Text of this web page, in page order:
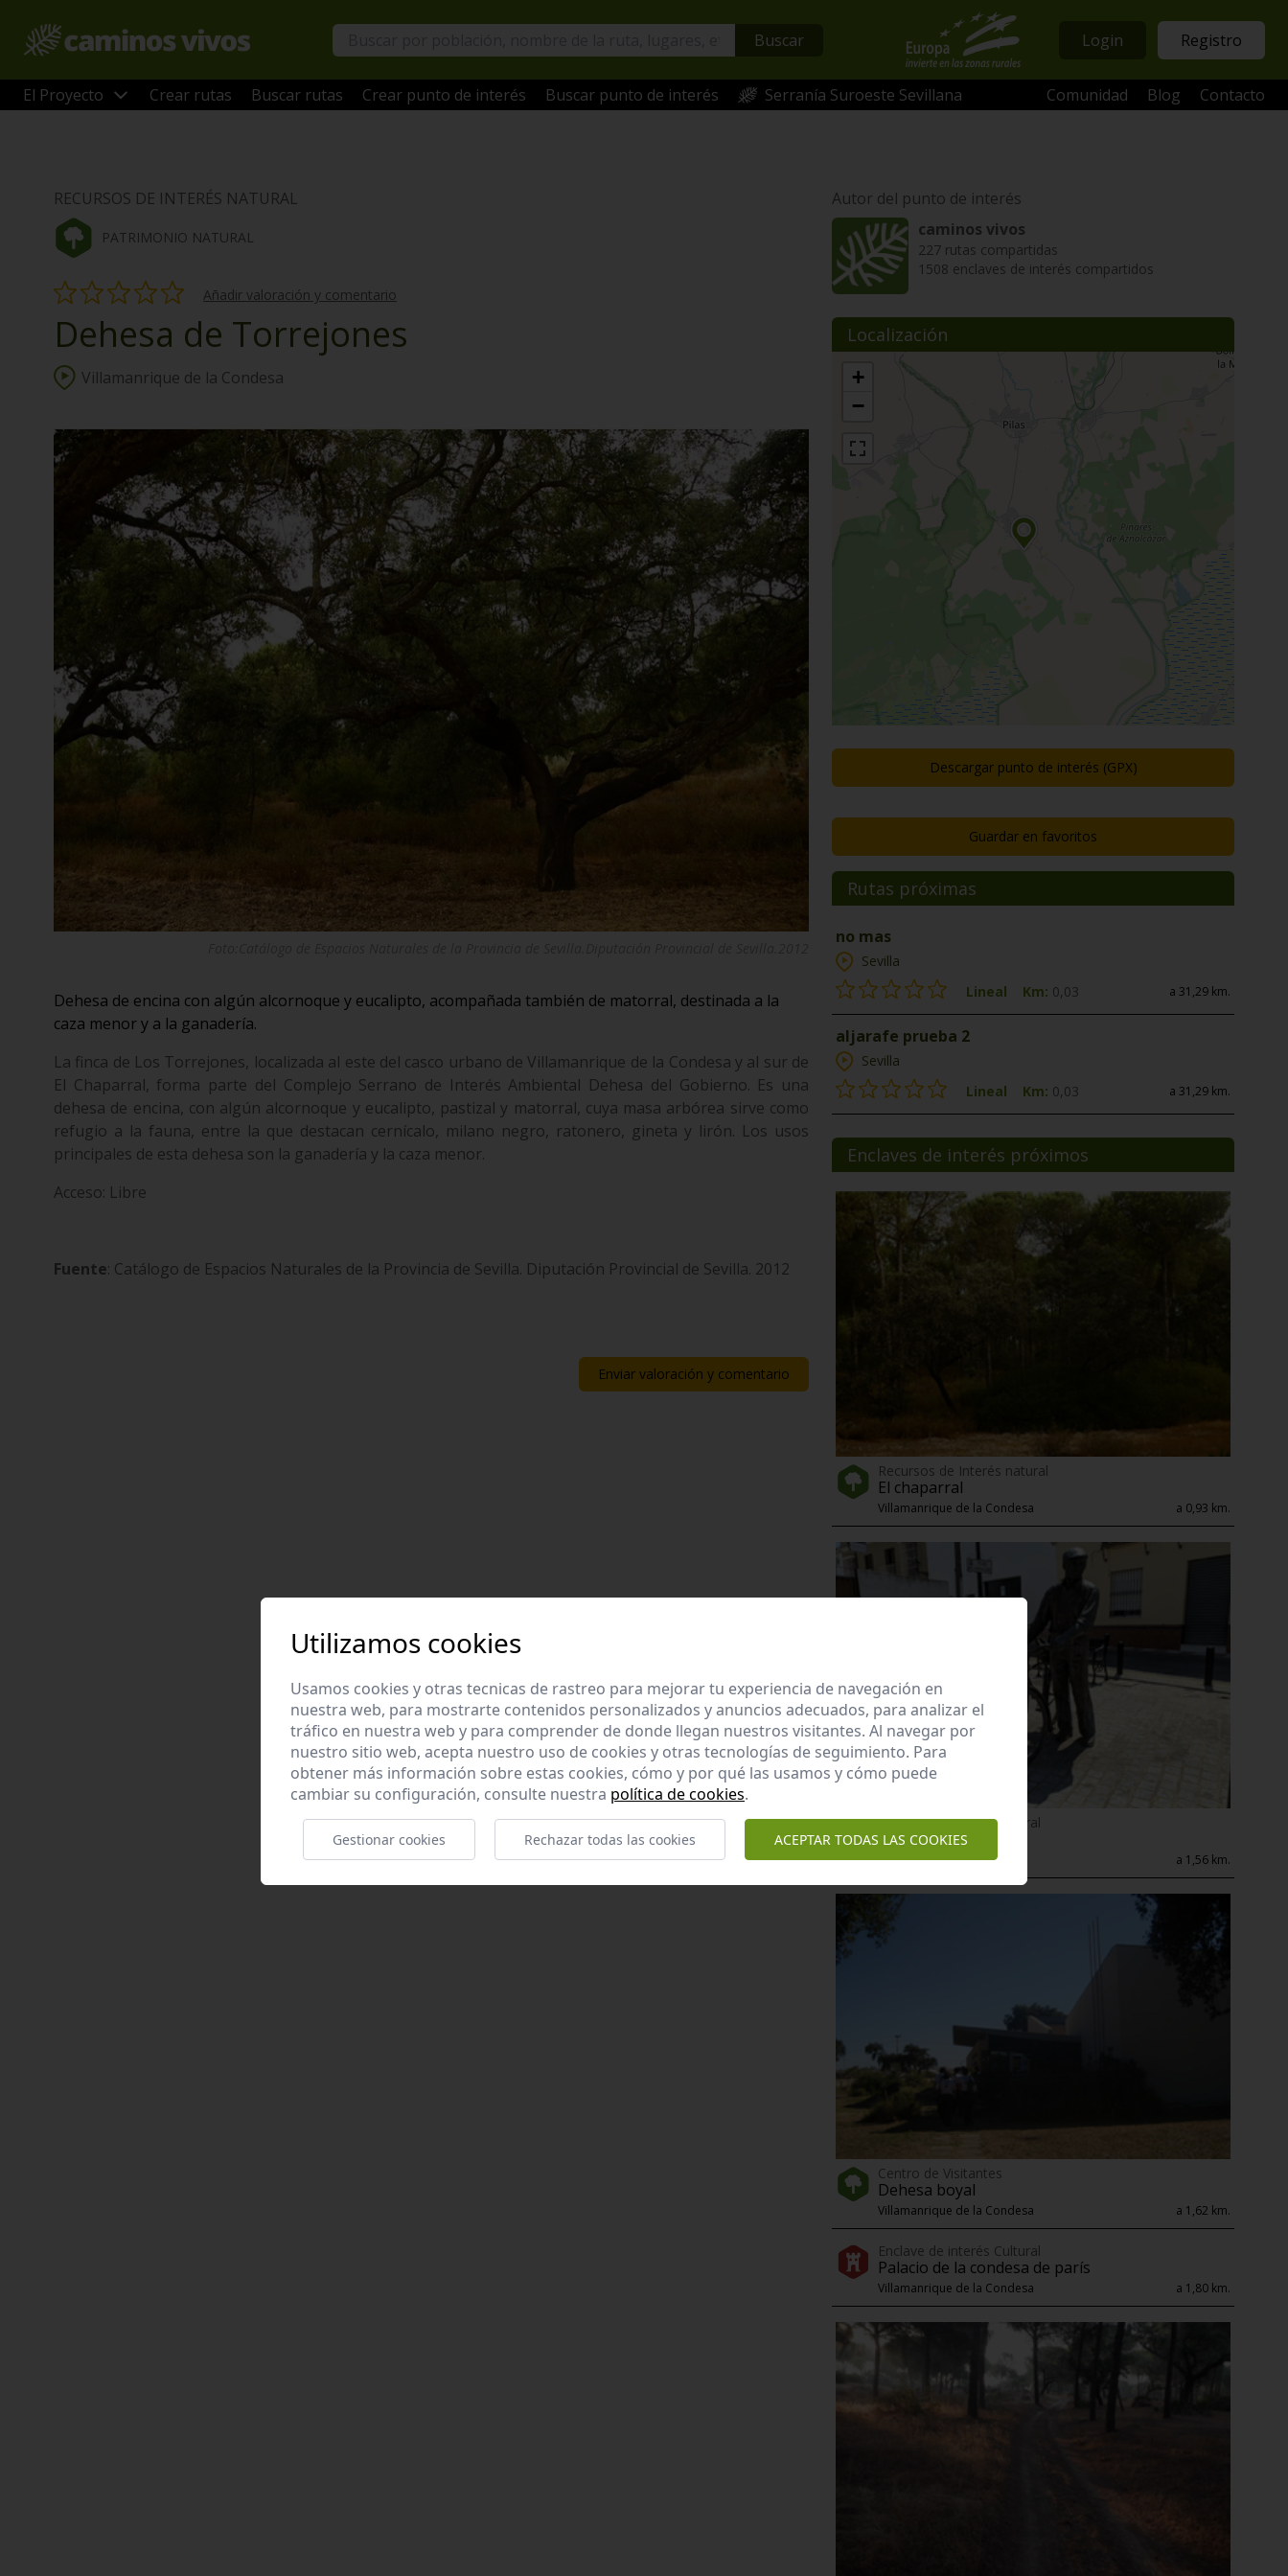
Buscar Login Registro
El Proyecto Crear rutas Buscar rutas Crear punto de interés Buscar punto de interés Serranía Suroeste Sevillana Comunidad Blog Contacto
RECURSOS DE INTERÉS NATURAL
PATRIMONIO NATURAL
Añadir valoración y comentario
Dehesa de Torrejones
Villamanrique de la Condesa
Dehesa de encina con algún alcornoque y eucalipto, acompañada también de matorral, destinada a la
caza menor y a la ganadería.
La finca de Los Torrejones, localizada al este del casco urbano de Villamanrique de la Condesa y al sur de
El Chaparral, forma parte del Complejo Serrano de Interés Ambiental Dehesa del Gobierno. Es una
dehesa de encina, con algún alcornoque y eucalipto, pastizal y matorral, cuya masa arbórea sirve como
refugio a la fauna, entre la que destacan cernícalo, milano negro, ratonero, gineta y lirón. Los usos
principales de esta dehesa son la ganadería y la caza menor.
Acceso: Libre
Fuente: Catálogo de Espacios Naturales de la Provincia de Sevilla. Diputación Provincial de Sevilla. 2012
Enviar valoración y comentario
Autor del punto de interés
caminos vivos
227 rutas compartidas
1508 enclaves de interés compartidos
Localización
+
−
Descargar punto de interés (GPX)
Guardar en favoritos
Rutas próximas
no mas
Sevilla
Lineal
Km: 0,03 a 31,29 km.
aljarafe prueba 2
Sevilla
Lineal
Km: 0,03 a 31,29 km.
Enclaves de interés próximos
Recursos de Interés natural
El chaparral
Villamanrique de la Condesa a 0,93 km.
Enclave de interés Cultural
Plaza del jornalero
a 1,56 km.
Centro de Visitantes
Dehesa boyal
Villamanrique de la Condesa a 1,62 km.
Enclave de interés Cultural
Palacio de la condesa de parís
Villamanrique de la Condesa a 1,80 km.
Utilizamos cookies
Usamos cookies y otras tecnicas de rastreo para mejorar tu experiencia de navegación en
nuestra web, para mostrarte contenidos personalizados y anuncios adecuados, para analizar el
tráfico en nuestra web y para comprender de donde llegan nuestros visitantes. Al navegar por
nuestro sitio web, acepta nuestro uso de cookies y otras tecnologías de seguimiento. Para
obtener más información sobre estas cookies, cómo y por qué las usamos y cómo puede
cambiar su configuración, consulte nuestra política de cookies.
Gestionar cookies Rechazar todas las cookies ACEPTAR TODAS LAS COOKIES